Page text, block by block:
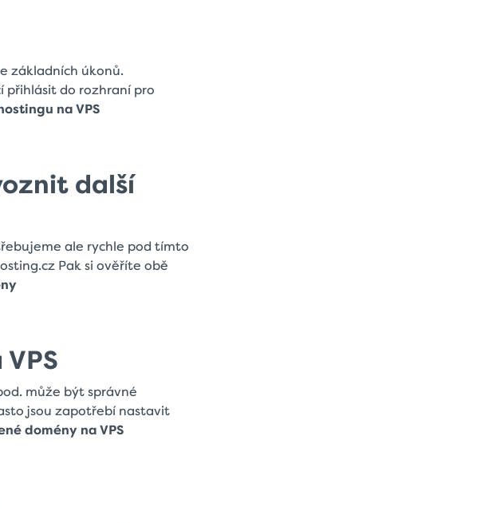
základních úkonů.
přihlásit do rozhraní pro
na VPS
další
ale rychle pod tímto
Pak si ověříte obě
může být správné
jsou zapotřebí nastavit
domény na VPS